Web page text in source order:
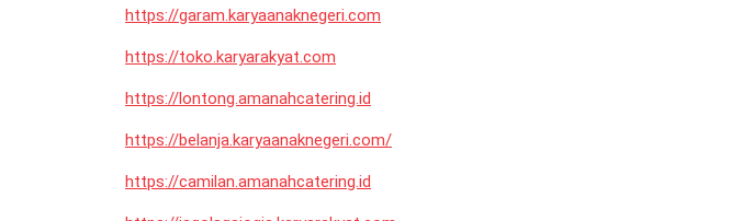
https://garam.karyaanaknegeri.com
https://toko.karyarakyat.com
https://lontong.amanahcatering.id
https://belanja.karyaanaknegeri.com/
https://camilan.amanahcatering.id